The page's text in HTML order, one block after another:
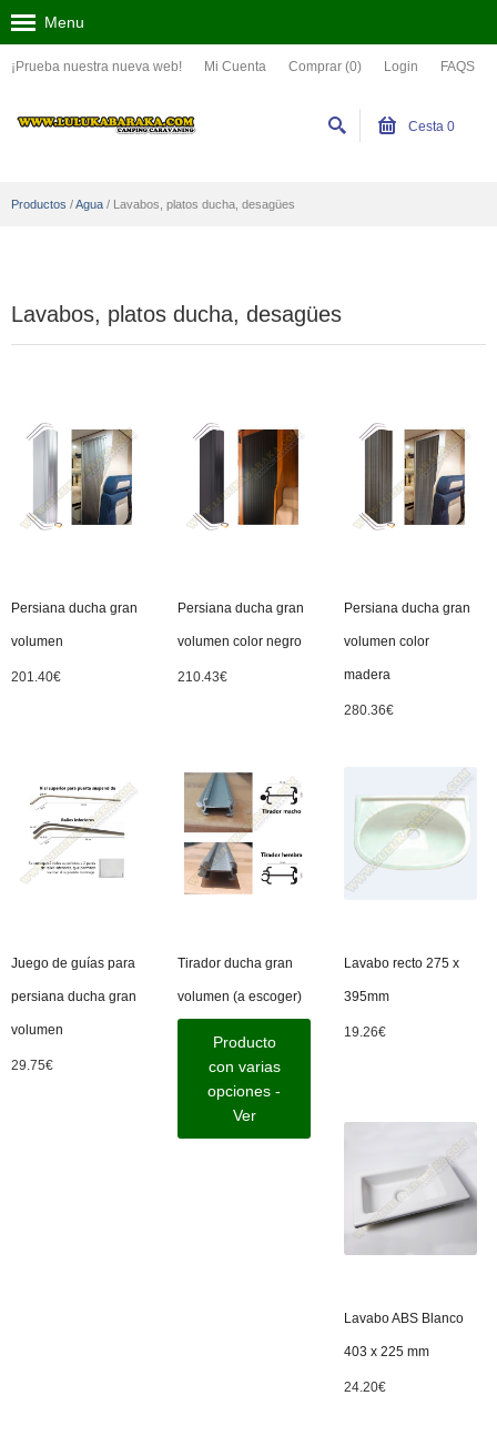
¡Prueba nuestra nueva web! Mi Cuenta Comprar (0) Login FAQS
Menu
Cesta 0
Productos /Agua / Lavabos, platos ducha, desagües
Lavabos, platos ducha, desagües
Persiana ducha gran
volumen
201.40€
Persiana ducha gran
volumen color negro
210.43€
Persiana ducha gran
volumen color
madera
280.36€
Juego de guías para
persiana ducha gran
volumen
29.75€
Tirador ducha gran
volumen (a escoger)
Producto
con varias
opciones -
Ver
Lavabo recto 275 x
395mm
19.26€
Lavabo ABS Blanco
403 x 225 mm
24.20€